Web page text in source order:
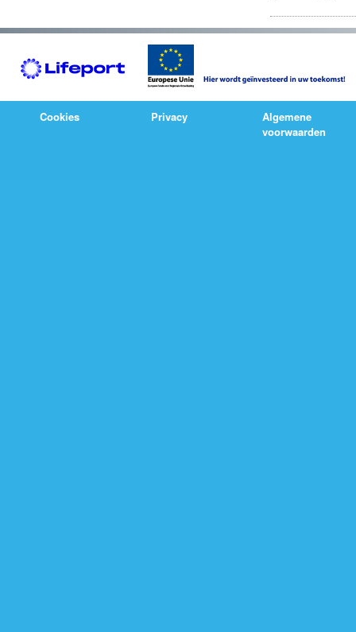
Cookies Privacy
Algemene
voorwaarden